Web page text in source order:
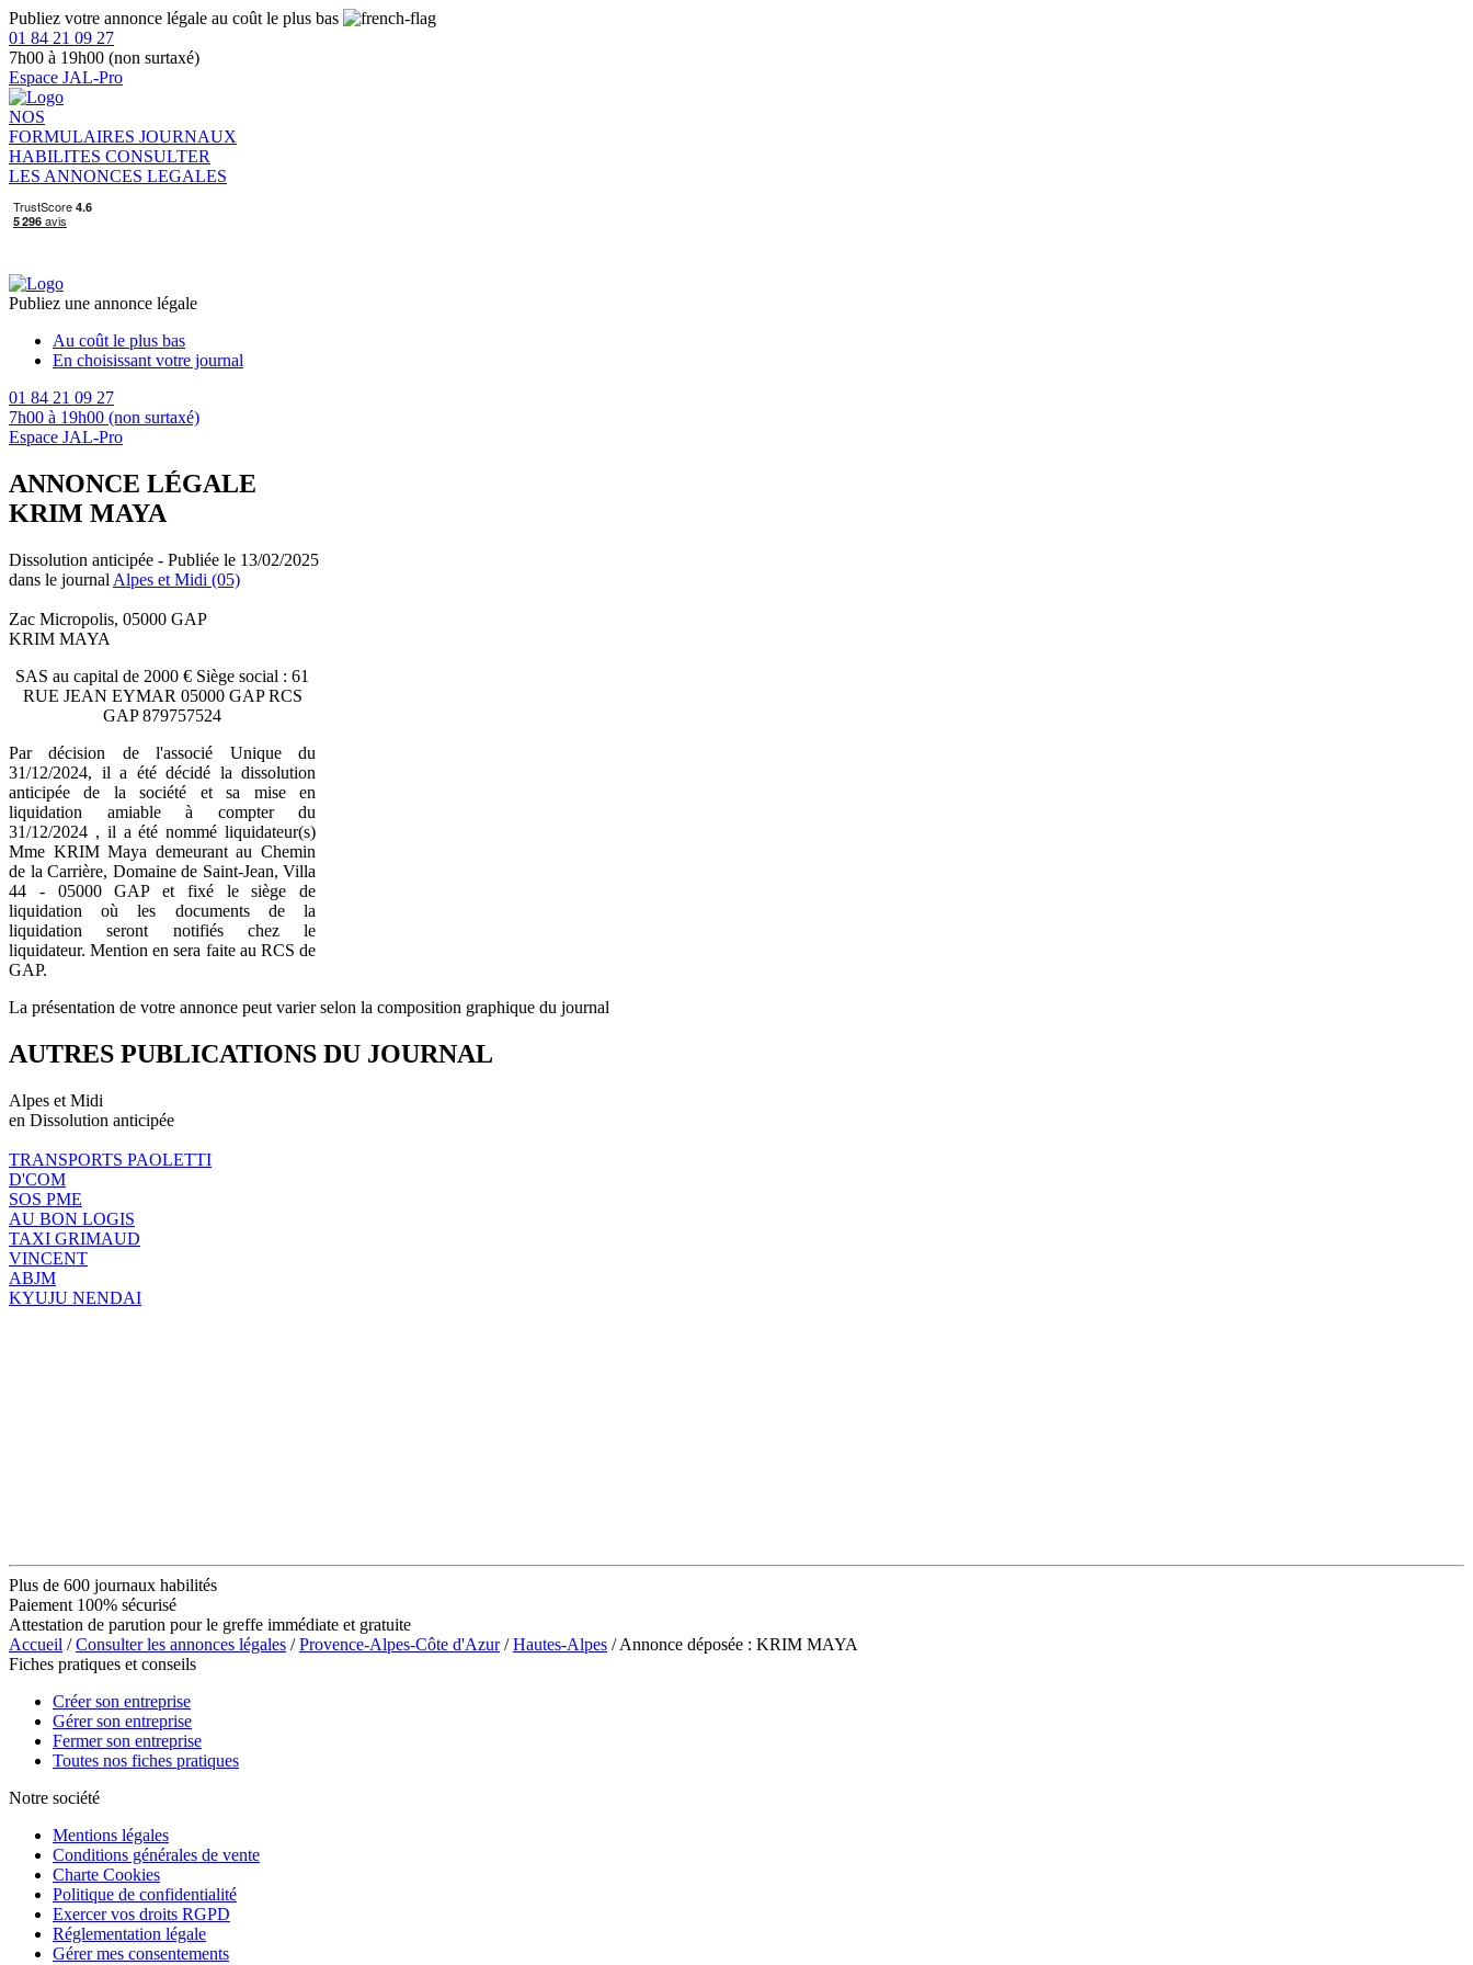
Publiez votre annonce légale au coût le plus bas
01 84 21 09 27
7h00 à 19h00 (non surtaxé)
Espace JAL-Pro
NOS
FORMULAIRES JOURNAUX
HABILITES CONSULTER
LES ANNONCES LEGALES
Publiez une annonce légale
Au coût le plus bas
En choisissant votre journal
01 84 21 09 27
7h00 à 19h00 (non surtaxé)
Espace JAL-Pro
ANNONCE LÉGALE
KRIM MAYA
Dissolution anticipée - Publiée le 13/02/2025
dans le journal Alpes et Midi (05)
Zac Micropolis, 05000 GAP
KRIM MAYA
SAS au capital de 2000 € Siège social : 61
RUE JEAN EYMAR 05000 GAP RCS
GAP 879757524
Par décision de l'associé Unique du
31/12/2024, il a été décidé la dissolution
anticipée de la société et sa mise en
liquidation amiable à compter du
31/12/2024 , il a été nommé liquidateur(s)
Mme KRIM Maya demeurant au Chemin
de la Carrière, Domaine de Saint-Jean, Villa
44 - 05000 GAP et fixé le siège de
liquidation où les documents de la
liquidation seront notifiés chez le
liquidateur. Mention en sera faite au RCS de
GAP.
La présentation de votre annonce peut varier selon la composition graphique du journal
AUTRES PUBLICATIONS DU JOURNAL
Alpes et Midi
en Dissolution anticipée
TRANSPORTS PAOLETTI
D'COM
SOS PME
AU BON LOGIS
TAXI GRIMAUD
VINCENT
ABJM
KYUJU NENDAI
Plus de 600 journaux habilités
Paiement 100% sécurisé
Attestation de parution pour le greffe immédiate et gratuite
Accueil /Consulter les annonces légales /Provence-Alpes-Côte d'Azur/Hautes-Alpes / Annonce déposée : KRIM MAYA
Fiches pratiques et conseils
Créer son entreprise
Gérer son entreprise
Fermer son entreprise
Toutes nos fiches pratiques
Notre société
Mentions légales
Conditions générales de vente
Charte Cookies
Politique de confidentialité
Exercer vos droits RGPD
Réglementation légale
Gérer mes consentements